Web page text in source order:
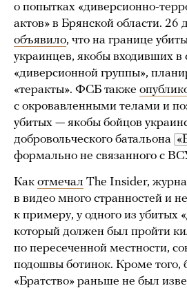
о попытках «диверсионно-
актов» в Брянской области. 26
объявило, что на границе
украинцев, якобы входивших в
«диверсионной группы»,
«теракты». ФСБ также
с окровавленными телами и
убитых — якобы бойцов
добровольческого батальона
формально не связанного с
Как отмечал The Insider,
в видео много странностей и
к примеру, у одного из убитых
который должен был пройти
по пересеченной местности,
подошвы ботинок. Кроме того,
«Братство» раньше не был